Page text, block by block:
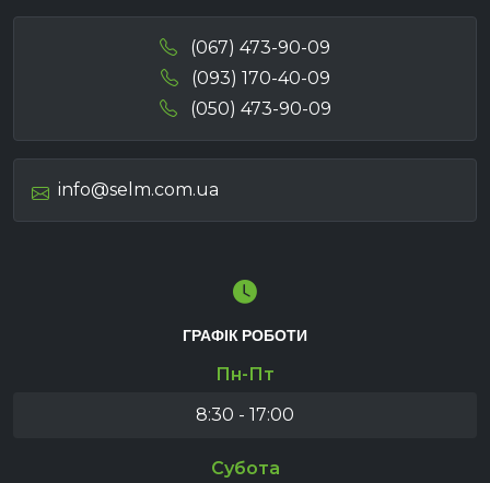
(067) 473-90-09
(093) 170-40-09
(050) 473-90-09
info@selm.com.ua
ГРАФІК РОБОТИ
Пн-Пт
8:30 - 17:00
Субота